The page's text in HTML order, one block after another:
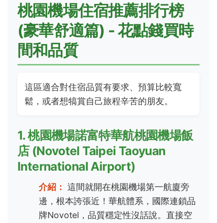
桃園機場住宿推薦排行榜
(豪華舒適篇) - 花點錢買時
間和品質
這區適合對住宿品質有要求、預算比較寬
鬆，或者想犒賞自己旅程辛苦的朋友。
1. 桃園機場諾富特華航桃園機場飯
店 (Novotel Taipei Taoyuan
International Airport)
介紹： 這間就開在桃園機場第一航廈旁
邊，根本誇張近！華航體系，國際連鎖品
牌Novotel，品質穩定性沒話說。直接空